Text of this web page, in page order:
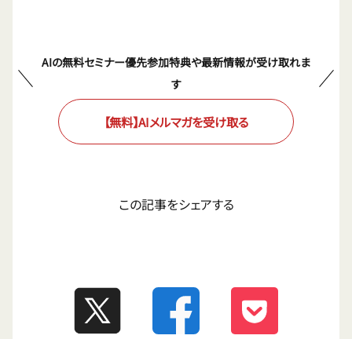
AIの無料セミナー優先参加特典や最新情報が受け取れま
す
【無料】AIメルマガを受け取る
この記事をシェアする